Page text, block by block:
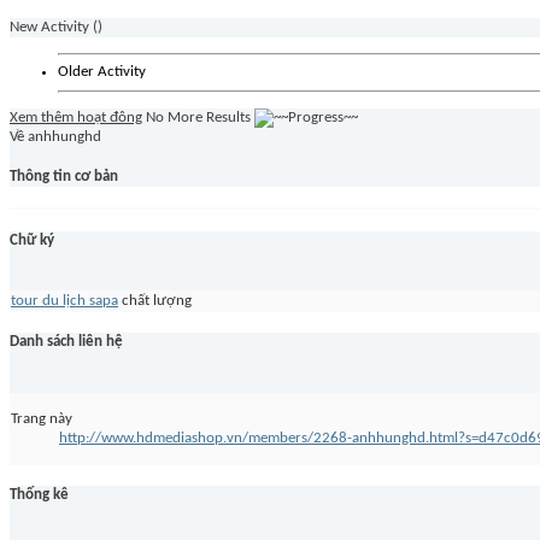
New Activity ()
Older Activity
Xem thêm hoạt đông No More Results
Về anhhunghd
Thông tin cơ bản
Chữ ký
tour du lịch sapa chất lượng
Danh sách liên hệ
Trang này
http://www.hdmediashop.vn/members/2268-
Thống kê